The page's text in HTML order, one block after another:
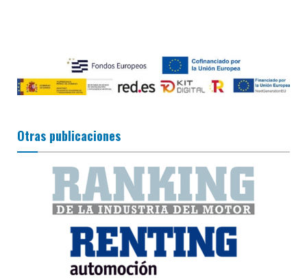
Otras publicaciones